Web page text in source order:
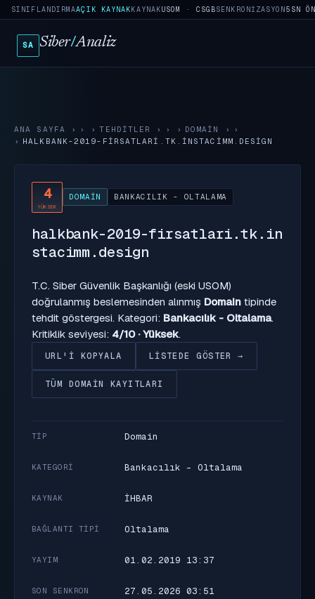
SINIFLANDIRMAAÇIK KAYNAKKAYNAKUSOM · CSGBSENKRONIZASYON5SN
SA Siber/Analiz
ANA SAYFA › TEHDITLER › DOMAIN
›
HALKBANK-2019-FIRSATLARI.TK.INSTACIMM.DESIGN
4
YÜKSEK
DOMAIN BANKACILIK - OLTALAMA
halkbank-2019-firsatlari.tk.in
stacimm.design
T.C. Siber Güvenlik Başkanlığı (eski USOM)
doğrulanmış beslemesinden alınmış Domain tipinde
tehdit göstergesi. Kategori: Bankacılık - Oltalama.
Kritiklik seviyesi: 4/10 · Yüksek.
URL'I KOPYALA LISTEDE GÖSTER →
TÜM DOMAIN KAYITLARI
TIP Domain
KATEGORI Bankacılık - Oltalama
KAYNAK İHBAR
BAĞLANTI TIPI Oltalama
YAYIM 01.02.2019 13:37
SON SENKRON 27.05.2026 03:51